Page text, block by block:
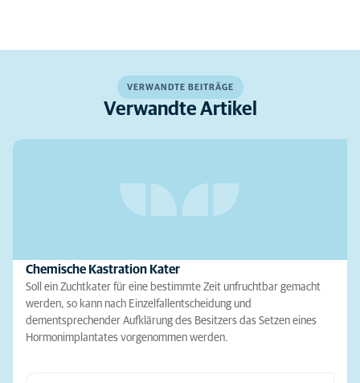
VERWANDTE BEITRÄGE
Verwandte Artikel
Chemische Kastration Kater
Soll ein Zuchtkater für eine bestimmte Zeit unfruchtbar gemacht
werden, so kann nach Einzelfallentscheidung und
dementsprechender Aufklärung des Besitzers das Setzen eines
Hormonimplantates vorgenommen werden.